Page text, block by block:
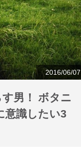
2016/06/07
男！ ボタニ
意識したい3